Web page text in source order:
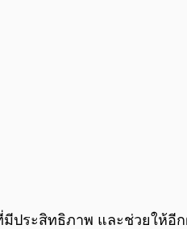
มีประสิทธิภาพ และช่วยให้อี